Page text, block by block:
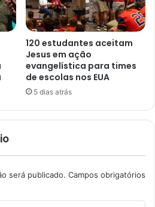
120 estudantes aceitam
Jesus em ação
evangelística para times
de escolas nos EUA
5 dias atrás
será publicado. Campos obrigatórios